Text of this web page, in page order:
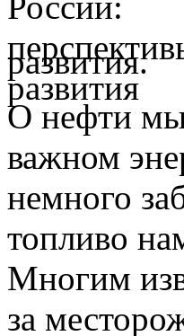
развития.
О нефти мы
важном
немного
топливо
Многим
за